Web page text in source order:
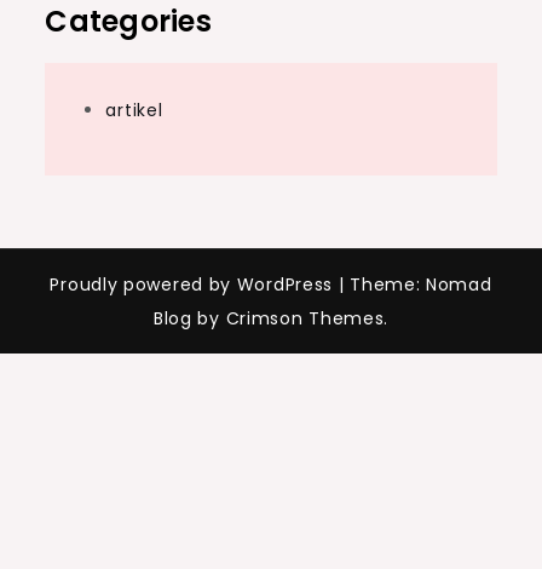
Categories
artikel
Proudly powered by WordPress | Theme: Nomad
Blog by Crimson Themes.